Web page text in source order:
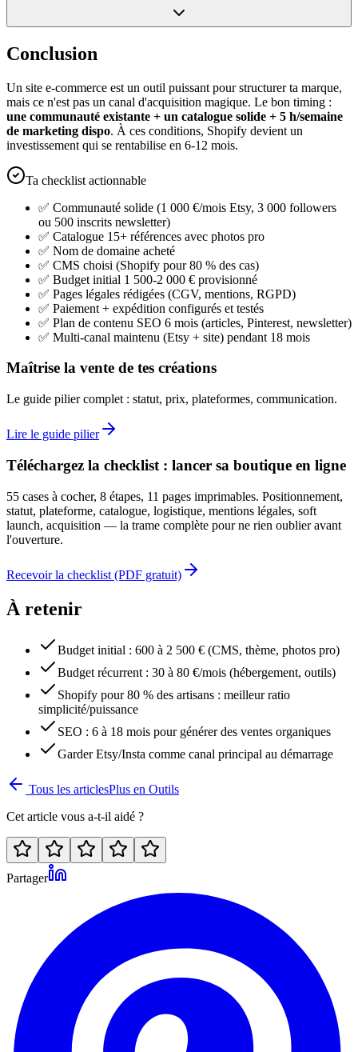
Conclusion
Un site e-commerce est un outil puissant pour structurer ta marque,
mais ce n'est pas un canal d'acquisition magique. Le bon timing :
une communauté existante + un catalogue solide + 5 h/semaine
de marketing dispo. À ces conditions, Shopify devient un
investissement qui se rentabilise en 6-12 mois.
Ta checklist actionnable
✅ Communauté solide (1 000 €/mois Etsy, 3 000 followers
ou 500 inscrits newsletter)
✅ Catalogue 15+ références avec photos pro
✅ Nom de domaine acheté
✅ CMS choisi (Shopify pour 80 % des cas)
✅ Budget initial 1 500-2 000 € provisionné
✅ Pages légales rédigées (CGV, mentions, RGPD)
✅ Paiement + expédition configurés et testés
✅ Plan de contenu SEO 6 mois (articles, Pinterest, newsletter)
✅ Multi-canal maintenu (Etsy + site) pendant 18 mois
Maîtrise la vente de tes créations
Le guide pilier complet : statut, prix, plateformes, communication.
Lire le guide pilier
Téléchargez la checklist : lancer sa boutique en ligne
55 cases à cocher, 8 étapes, 11 pages imprimables. Positionnement,
statut, plateforme, catalogue, logistique, mentions légales, soft
launch, acquisition — la trame complète pour ne rien oublier avant
l'ouverture.
Recevoir la checklist (PDF gratuit)
À retenir
Budget initial : 600 à 2 500 € (CMS, thème, photos pro)
Budget récurrent : 30 à 80 €/mois (hébergement, outils)
Shopify pour 80 % des artisans : meilleur ratio
simplicité/puissance
SEO : 6 à 18 mois pour générer des ventes organiques
Garder Etsy/Insta comme canal principal au démarrage
Tous les articlesPlus en Outils
Cet article vous a-t-il aidé ?
Partager